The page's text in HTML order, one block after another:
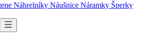
Náhrelníky Náušnice Náramky Šperky